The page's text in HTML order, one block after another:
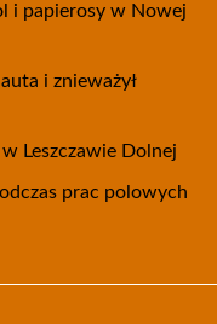
i papierosy w Nowej
i znieważył
Leszczawie Dolnej
prac polowych